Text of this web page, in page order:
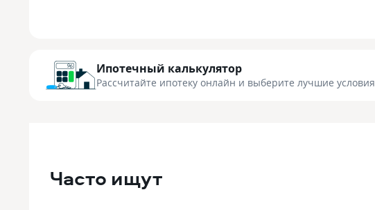
Ипотечный калькулятор
Рассчитайте ипотеку онлайн и выберите лучшие условия
Часто ищут